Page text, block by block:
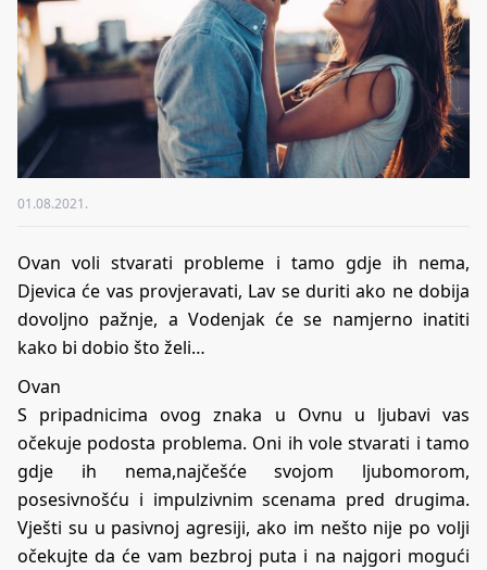
01.08.2021.
Ovan voli stvarati probleme i tamo gdje ih nema,
Djevica će vas provjeravati, Lav se duriti ako ne dobija
dovoljno pažnje, a Vodenjak će se namjerno inatiti
kako bi dobio što želi…
Ovan
S pripadnicima ovog znaka u Ovnu u ljubavi vas
očekuje podosta problema. Oni ih vole stvarati i tamo
gdje ih nema,najčešće svojom ljubomorom,
posesivnošću i impulzivnim scenama pred drugima.
Vješti su u pasivnoj agresiji, ako im nešto nije po volji
očekujte da će vam bezbroj puta i na najgori mogući